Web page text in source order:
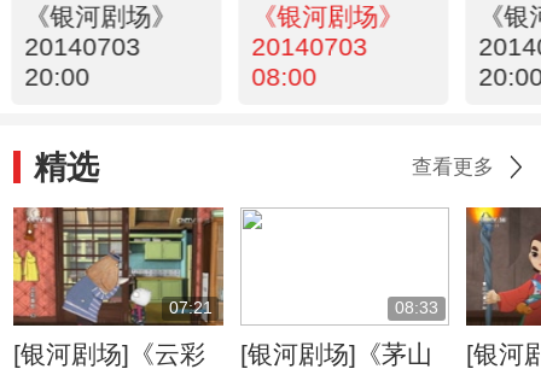
《银河剧场》
20140703
20:00
《银河剧场》
20140703
08:00
《
精选 查看更多
07:21
[银河剧场]《云彩
08:33
[银河剧场]《茅山
[银河